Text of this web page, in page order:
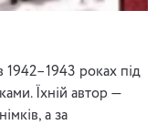
1942–1943 роках під
Їхній автор —
а за